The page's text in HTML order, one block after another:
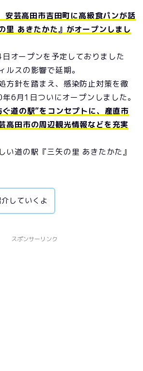
芸高田市吉田町に高級食パンが話
里 あきたかた』がオープンしまし
オープンを予定しておりました
ルスの影響で延期。
方針を踏まえ、感染防止対策を徹
6月1日ついにオープンしました。
道の駅”をコンセプトに、産直市
高田市の周辺観光情報などを充実
い道の駅『三矢の里 あきたかた』
していくよ
スポンサーリンク